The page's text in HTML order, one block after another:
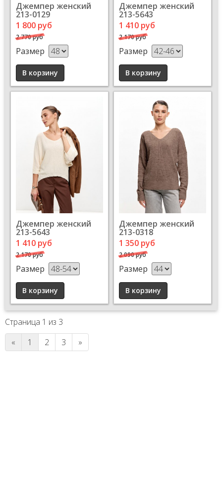
Джемпер женский
213-0129
1 800 руб
2 770 руб
Размер
Джемпер женский
213-5643
1 410 руб
2 170 руб
Размер
Джемпер женский
213-5643
1 410 руб
2 170 руб
Размер
Джемпер женский
213-0318
1 350 руб
2 090 руб
Размер
Страница 1 из 3
«
1 2 3 »